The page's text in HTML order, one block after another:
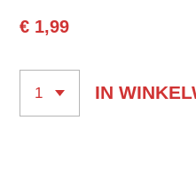
€ 1,99
IN